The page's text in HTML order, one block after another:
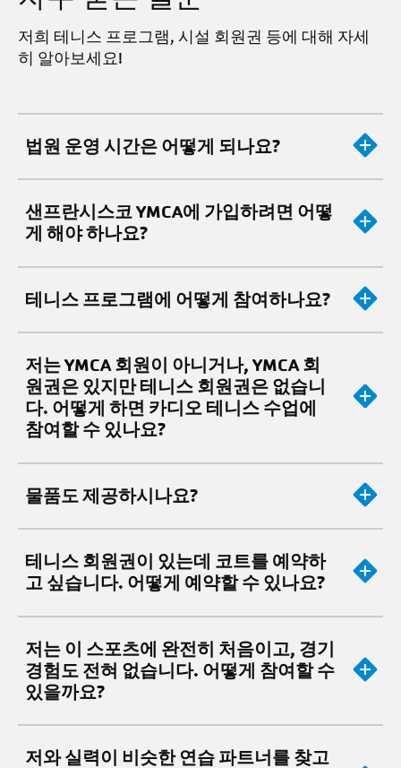
저희 테니스 프로그램, 시설 회원권 등에 대해 자세
히 알아보세요!
법원 운영 시간은 어떻게 되나요?
샌프란시스코 YMCA에 가입하려면 어떻
게 해야 하나요?
테니스 프로그램에 어떻게 참여하나요?
저는 YMCA 회원이 아니거나, YMCA 회
원권은 있지만 테니스 회원권은 없습니
다. 어떻게 하면 카디오 테니스 수업에
참여할 수 있나요?
물품도 제공하시나요?
테니스 회원권이 있는데 코트를 예약하
고 싶습니다. 어떻게 예약할 수 있나요?
저는 이 스포츠에 완전히 처음이고, 경기
경험도 전혀 없습니다. 어떻게 참여할 수
있을까요?
저와 실력이 비슷한 연습 파트너를 찾고